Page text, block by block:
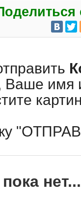
Ваше имя